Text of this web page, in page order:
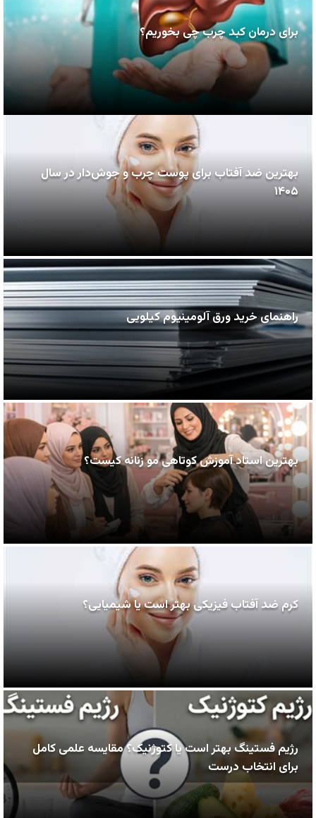
برای درمان کبد چرب چی بخوریم؟
بهترین ضد آفتاب برای پوست چرب و جوش‌دار در سال
۱۴۰۵
راهنمای خرید ورق آلومینیوم کیلویی
بهترین استاد آموزش کوتاهی مو زنانه کیست؟
کرم ضد آفتاب فیزیکی بهتر است یا شیمیایی؟
رژیم فستینگ بهتر است یا کتوژنیک؟ مقایسه علمی کامل
برای انتخاب درست